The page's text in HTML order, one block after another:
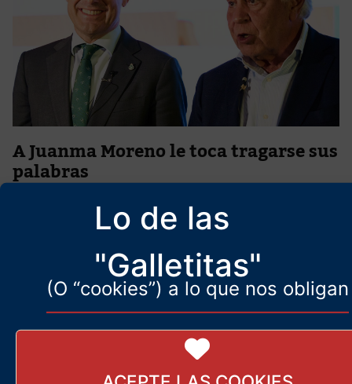
Lo de las
"Galletitas"
(O “cookies”) a lo que nos obligan
A Juanma Moreno le toca tragarse sus
palabras
Interesantes lecciones se desprenden de las elecciones regionales
celebradas este domingo en Andalucía